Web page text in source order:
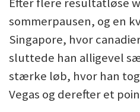
sommerpausen, og en
Singapore, hvor
sluttede han alligevel
stærke løb, hvor han tog
Vegas og derefter et